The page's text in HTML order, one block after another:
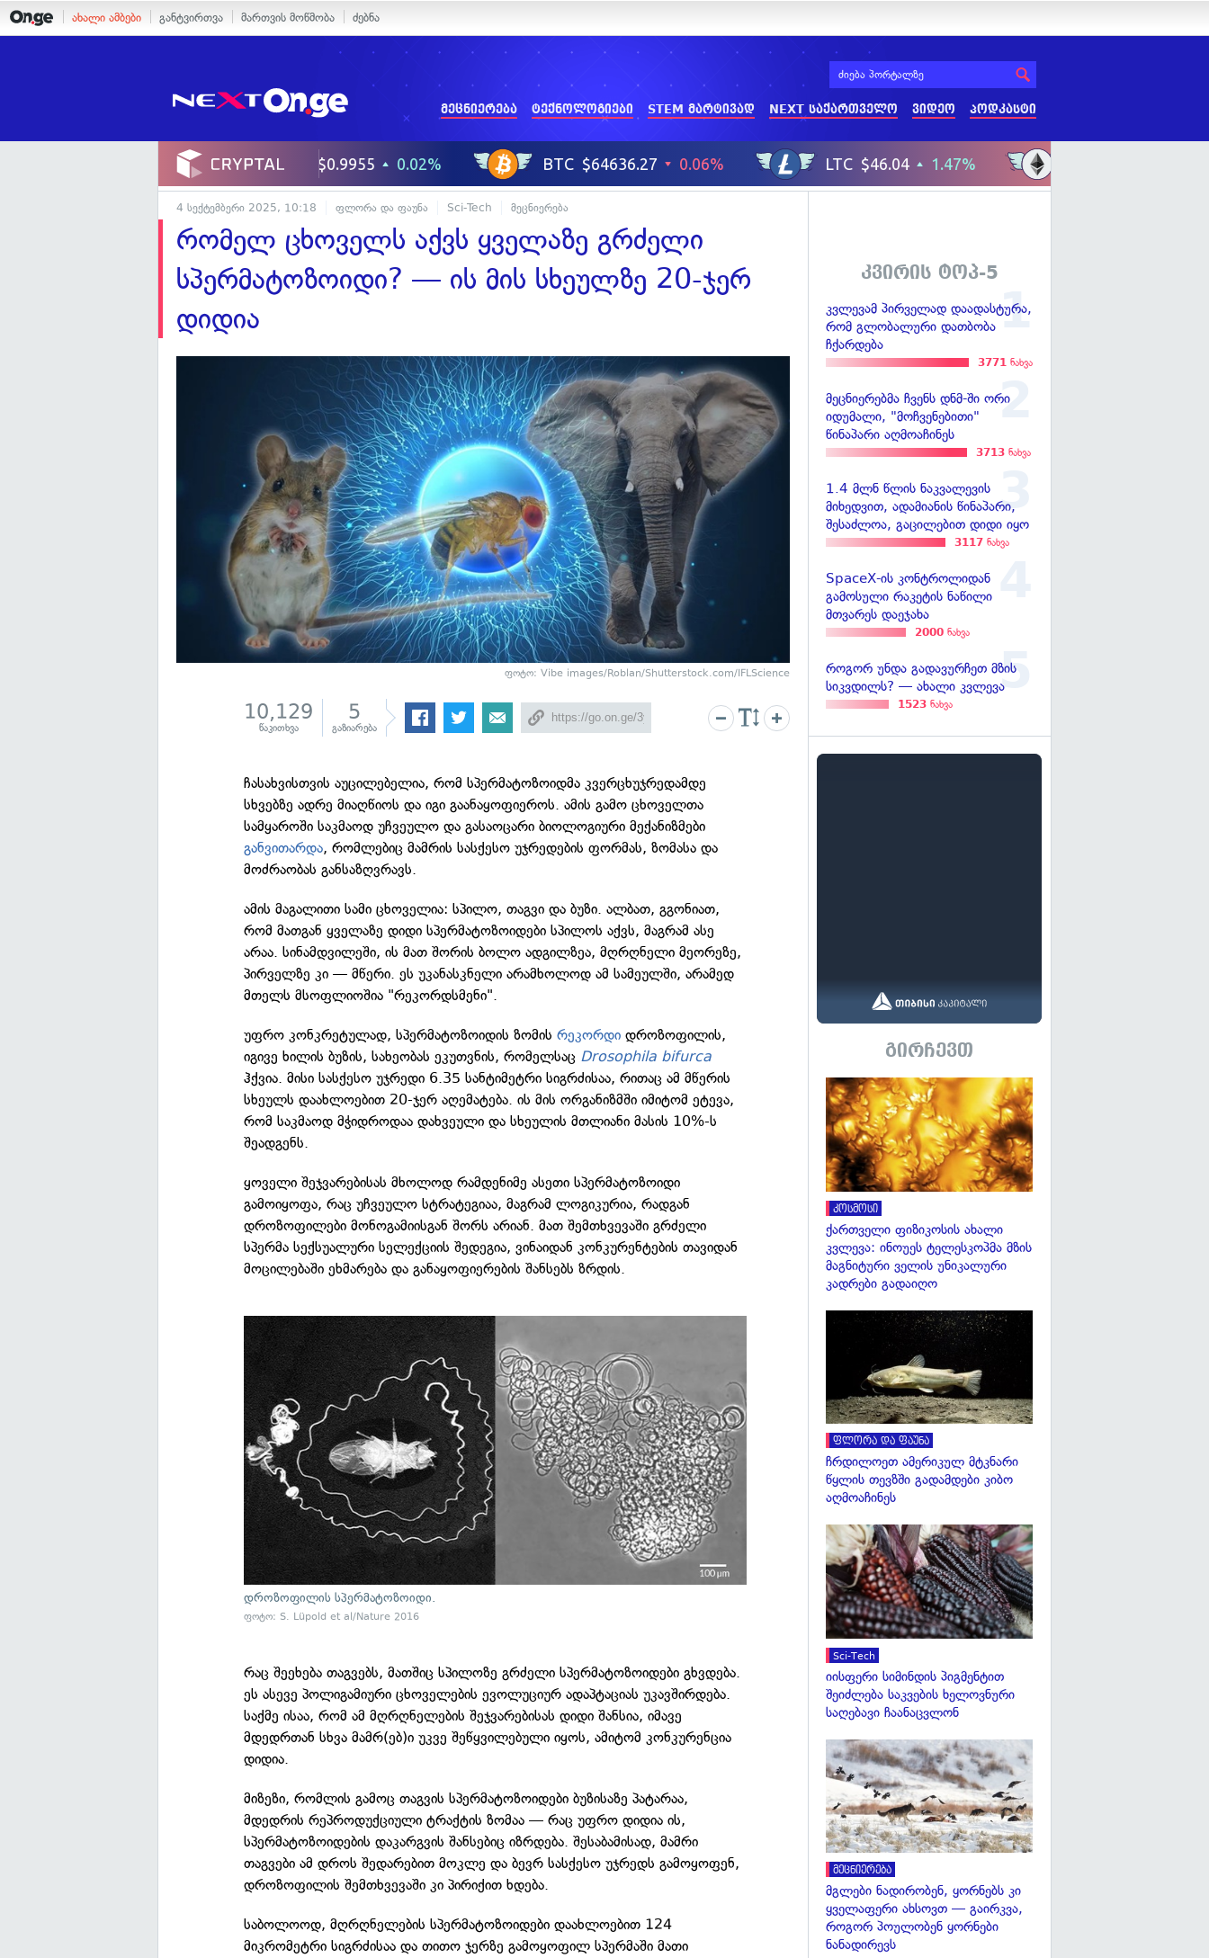
ახალი ამბები განტვირთვა მართვის მოწმობა ძებნა
მეცნიერება ტექნოლოგიები STEM მარტივად NEXT საქართველო ვიდეო პოდკასტი
4 სექტემბერი 2025, 10:18 ფლორა და ფაუნა Sci-Tech მეცნიერება
რომელ ცხოველს აქვს ყველაზე გრძელი
სპერმატოზოიდი? — ის მის სხეულზე 20-ჯერ
დიდია
ფოტო: Vibe images/Roblan/Shutterstock.com/IFLScience
10,129
წაკითხვა
5
გაზიარება
ჩასახვისთვის აუცილებელია, რომ სპერმატოზოიდმა კვერცხუჯრედამდე
სხვებზე ადრე მიაღწიოს და იგი გაანაყოფიეროს. ამის გამო ცხოველთა
სამყაროში საკმაოდ უჩვეულო და გასაოცარი ბიოლოგიური მექანიზმები
განვითარდა, რომლებიც მამრის სასქესო უჯრედების ფორმას, ზომასა და
მოძრაობას განსაზღვრავს.
ამის მაგალითი სამი ცხოველია: სპილო, თაგვი და ბუზი. ალბათ, გგონიათ,
რომ მათგან ყველაზე დიდი სპერმატოზოიდები სპილოს აქვს, მაგრამ ასე
არაა. სინამდვილეში, ის მათ შორის ბოლო ადგილზეა, მღრღნელი მეორეზე,
პირველზე კი — მწერი. ეს უკანასკნელი არამხოლოდ ამ სამეულში, არამედ
მთელს მსოფლიოშია "რეკორდსმენი".
უფრო კონკრეტულად, სპერმატოზოიდის ზომისრეკორდი დროზოფილის,
იგივე ხილის ბუზის, სახეობას ეკუთვნის, რომელსაც Drosophila bifurca
ჰქვია. მისი სასქესო უჯრედი 6.35 სანტიმეტრი სიგრძისაა, რითაც ამ მწერის
სხეულს დაახლოებით 20-ჯერ აღემატება. ის მის ორგანიზმში იმიტომ ეტევა,
რომ საკმაოდ მჭიდროდაა დახვეული და სხეულის მთლიანი მასის 10%-ს
შეადგენს.
ყოველი შეჯვარებისას მხოლოდ რამდენიმე ასეთი სპერმატოზოიდი
გამოიყოფა, რაც უჩვეულო სტრატეგიაა, მაგრამ ლოგიკურია, რადგან
დროზოფილები მონოგამიისგან შორს არიან. მათ შემთხვევაში გრძელი
სპერმა სექსუალური სელექციის შედეგია, ვინაიდან კონკურენტების თავიდან
მოცილებაში ეხმარება და განაყოფიერების შანსებს ზრდის.
დროზოფილის სპერმატოზოიდი.
ფოტო: S. Lüpold et al/Nature 2016
რაც შეეხება თაგვებს, მათშიც სპილოზე გრძელი სპერმატოზოიდები გხვდება.
ეს ასევე პოლიგამიური ცხოველების ევოლუციურ ადაპტაციას უკავშირდება.
საქმე ისაა, რომ ამ მღრღნელების შეჯვარებისას დიდი შანსია, იმავე
მდედრთან სხვა მამრ(ებ)ი უკვე შეწყვილებული იყოს, ამიტომ კონკურენცია
დიდია.
მიზეზი, რომლის გამოც თაგვის სპერმატოზოიდები ბუზისაზე პატარაა,
მდედრის რეპროდუქციული ტრაქტის ზომაა — რაც უფრო დიდია ის,
სპერმატოზოიდების დაკარგვის შანსებიც იზრდება. შესაბამისად, მამრი
თაგვები ამ დროს შედარებით მოკლე და ბევრ სასქესო უჯრედს გამოყოფენ,
დროზოფილის შემთხვევაში კი პირიქით ხდება.
საბოლოოდ, მღრღნელების სპერმატოზოიდები დაახლოებით 124
მიკრომეტრი სიგრძისაა და თითო ჯერზე გამოყოფილ სპერმაში მათი
კვირის ტოპ-5
კვლევამ პირველად დაადასტურა,
რომ გლობალური დათბობა
ჩქარდება
3771 ნახვა
მეცნიერებმა ჩვენს დნმ-ში ორი
იდუმალი, "მოჩვენებითი"
წინაპარი აღმოაჩინეს
3713 ნახვა
1.4 მლნ წლის ნაკვალევის
მიხედვით, ადამიანის წინაპარი,
შესაძლოა, გაცილებით დიდი იყო
3117 ნახვა
SpaceX-ის კონტროლიდან
გამოსული რაკეტის ნაწილი
მთვარეს დაეჯახა
2000 ნახვა
როგორ უნდა გადავურჩეთ მზის
სიკვდილს? — ახალი კვლევა
1523 ნახვა
გირჩევთ
კოსმოსი
ქართველი ფიზიკოსის ახალი
კვლევა: ინოუეს ტელესკოპმა მზის
მაგნიტური ველის უნიკალური
კადრები გადაიღო
ფლორა და ფაუნა
ჩრდილოეთ ამერიკულ მტკნარი
წყლის თევზში გადამდები კიბო
აღმოაჩინეს
Sci-Tech
იისფერი სიმინდის პიგმენტით
შეიძლება საკვების ხელოვნური
საღებავი ჩაანაცვლონ
მეცნიერება
მგლები ნადირობენ, ყორნებს კი
ყველაფერი ახსოვთ — გაირკვა,
როგორ პოულობენ ყორნები
ნანადირევს